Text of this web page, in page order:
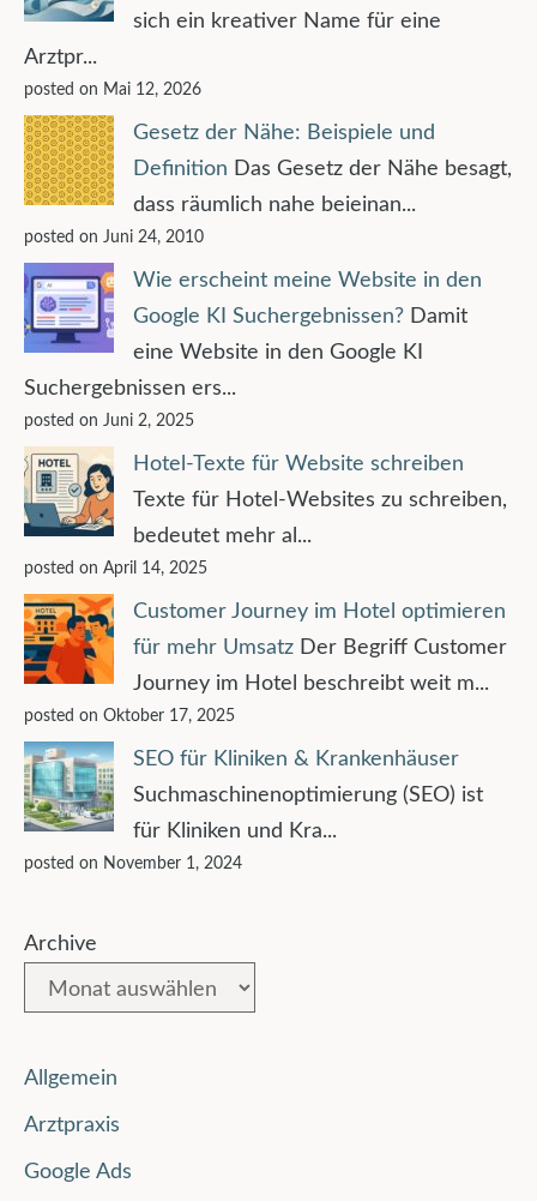
sich ein kreativer Name für eine
Arztpr...
posted on Mai 12, 2026
Gesetz der Nähe: Beispiele und
Definition Das Gesetz der Nähe besagt,
dass räumlich nahe beieinan...
posted on Juni 24, 2010
Wie erscheint meine Website in den
Google KI Suchergebnissen? Damit
eine Website in den Google KI
Suchergebnissen ers...
posted on Juni 2, 2025
Hotel-Texte für Website schreiben
Texte für Hotel-Websites zu schreiben,
bedeutet mehr al...
posted on April 14, 2025
Customer Journey im Hotel optimieren
für mehr Umsatz Der Begriff Customer
Journey im Hotel beschreibt weit m...
posted on Oktober 17, 2025
SEO für Kliniken & Krankenhäuser
Suchmaschinenoptimierung (SEO) ist
für Kliniken und Kra...
posted on November 1, 2024
Archive
Allgemein
Arztpraxis
Google Ads